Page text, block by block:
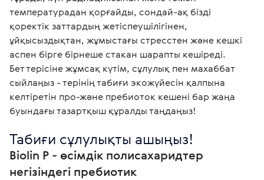
температурадан қорғайды, сондай-ақ бізді
қоректік заттардың жетіспеушілігінен,
ұйқысыздықтан, жұмыстағы стресстен және кешкі
аспен бірге бірнеше стакан шарапты кешіреді.
Бет терісіне жұмсақ күтім, сұлулық пен махаббат
сыйлаңыз - терінің табиғи экожүйесін қалпына
келтіретін про-және пребиоток кешені бар жаңа
Табиғи сұлулықты ашыңыз!
Biolin P - өсімдік полисахаридтер
негізіндегі пребиотик